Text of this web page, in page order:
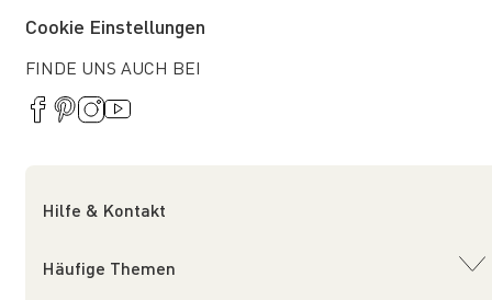
Cookie Einstellungen
FINDE UNS AUCH BEI
Hilfe & Kontakt
Häufige Themen